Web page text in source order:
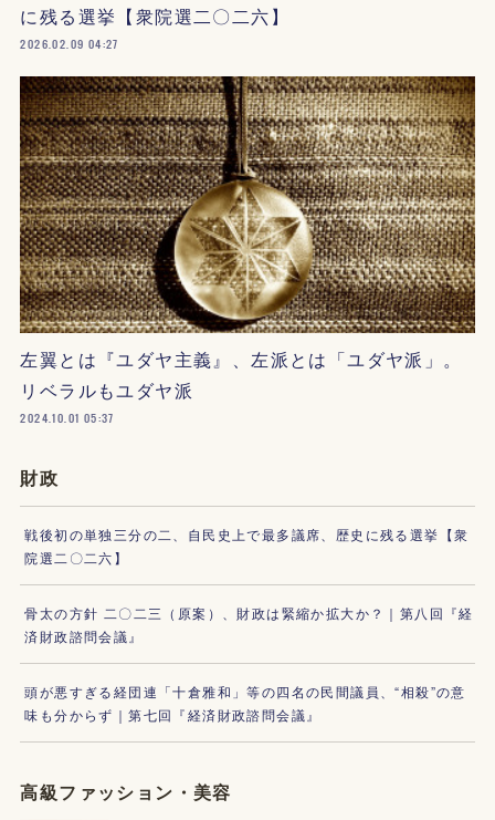
に残る選挙【衆院選二〇二六】
2026.02.09 04:27
左翼とは『ユダヤ主義』、左派とは「ユダヤ派」。
リベラルもユダヤ派
2024.10.01 05:37
財政
戦後初の単独三分の二、自民史上で最多議席、歴史に残る選挙【衆
院選二〇二六】
骨太の方針 二〇二三（原案）、財政は緊縮か拡大か？｜第八回『経
済財政諮問会議』
頭が悪すぎる経団連「十倉雅和」等の四名の民間議員、“相殺”の意
味も分からず｜第七回『経済財政諮問会議』
高級ファッション・美容